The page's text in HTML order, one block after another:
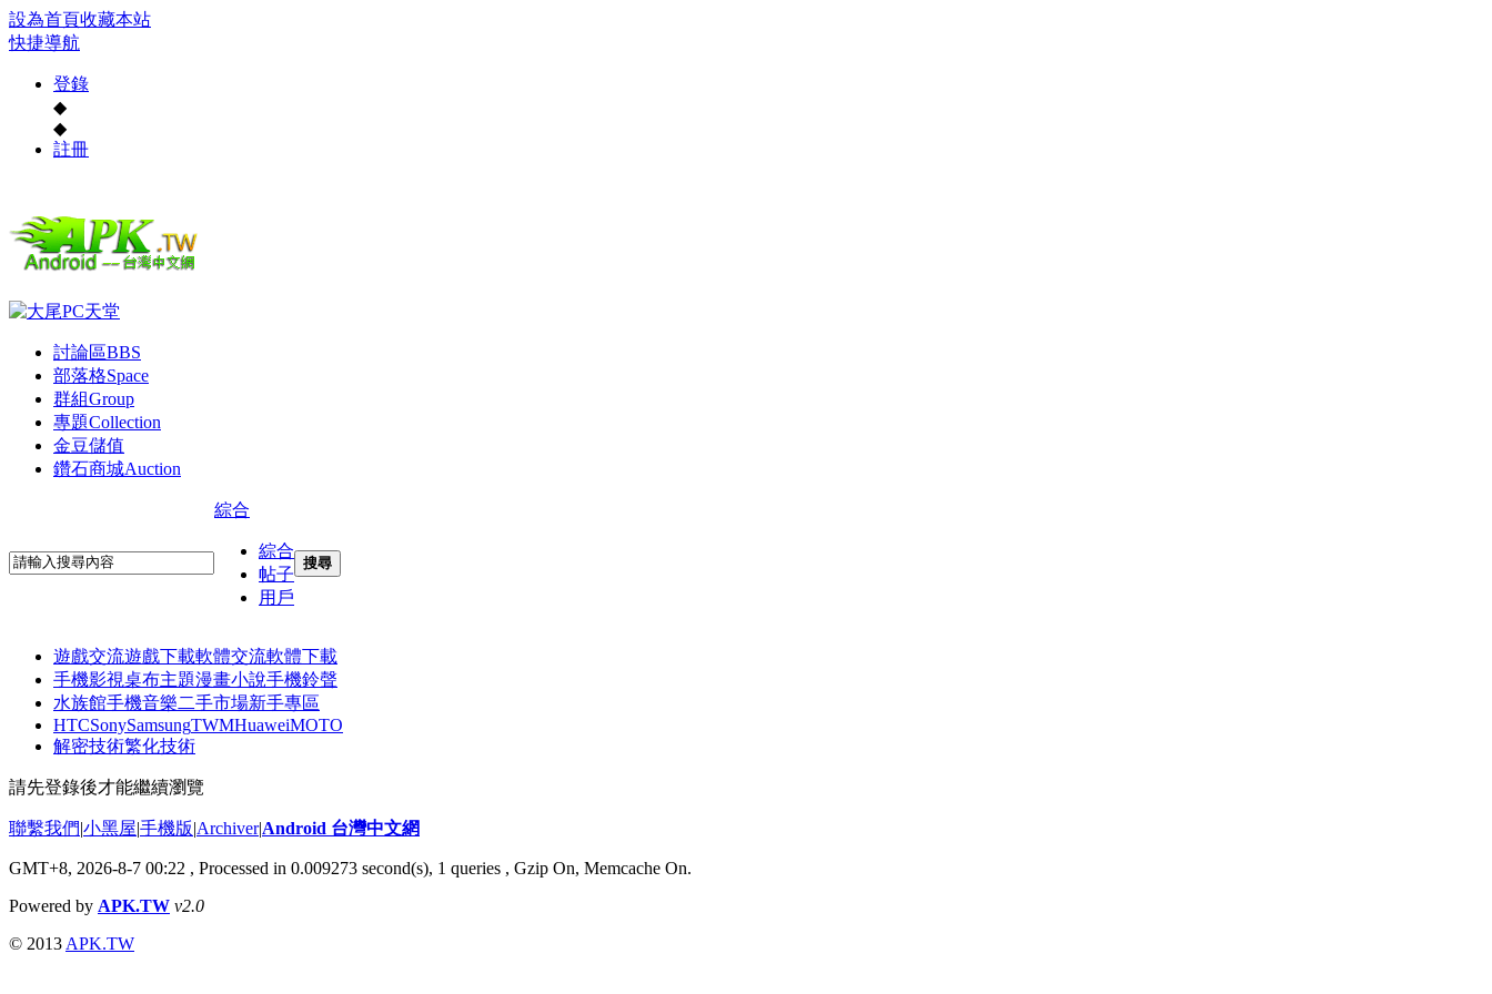
設為首頁收藏本站
快捷導航
登錄
◆
◆
註冊
討論區BBS
部落格Space
群組Group
專題Collection
金豆儲值
鑽石商城Auction
綜合
綜合
帖子
用戶
搜尋
遊戲交流遊戲下載軟體交流軟體下載
手機影視桌布主題漫畫小說手機鈴聲
水族館手機音樂二手市場新手專區
HTCSonySamsungTWMHuaweiMOTO
解密技術繁化技術
請先登錄後才能繼續瀏覽
聯繫我們|小黑屋|手機版|Archiver|Android 台灣中文網
GMT+8, 2026-8-7 00:22 , Processed in 0.009273 second(s), 1 queries , Gzip On, Memcache On.
Powered by APK.TW v2.0
© 2013 APK.TW